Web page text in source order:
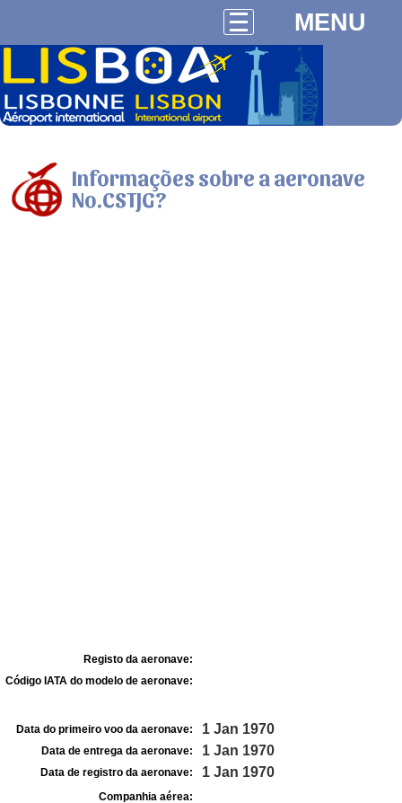
MENU
Informações sobre a aeronave
No.CSTJG?
Registo da aeronave:
Código IATA do modelo de aeronave:
Data do primeiro voo da aeronave: 1 Jan 1970
Data de entrega da aeronave: 1 Jan 1970
Data de registro da aeronave: 1 Jan 1970
Companhia aérea: